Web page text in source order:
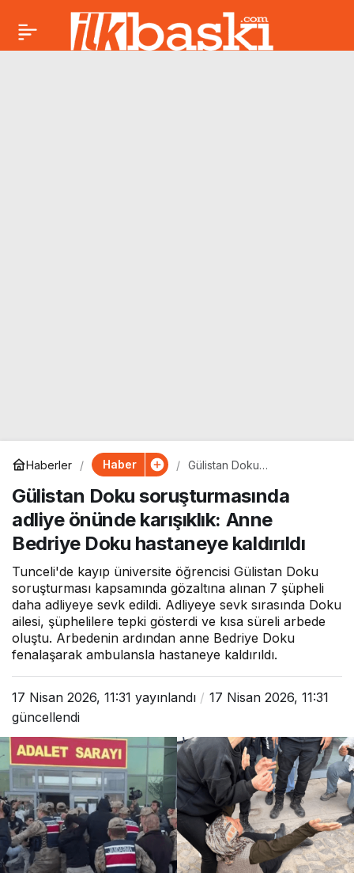
Haberler Haber
Gülistan Doku
önünde karışıklık: Anne
Bedriye Doku hastaneye
kaldırıldı
Gülistan Doku soruşturmasında
adliye önünde karışıklık: Anne
Bedriye Doku hastaneye kaldırıldı
Tunceli'de kayıp üniversite öğrencisi Gülistan Doku
soruşturması kapsamında gözaltına alınan 7 şüpheli
daha adliyeye sevk edildi. Adliyeye sevk sırasında Doku
ailesi, şüphelilere tepki gösterdi ve kısa süreli arbede
oluştu. Arbedenin ardından anne Bedriye Doku
fenalaşarak ambulansla hastaneye kaldırıldı.
17 Nisan 2026, 11:31 yayınlandı
17 Nisan 2026, 11:31
güncellendi
Denizli’de okul